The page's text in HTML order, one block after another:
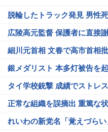
脱輪したトラック発見 男性
広陵高元監督 保護者に直接
細川元首相 文春で高市首相
銀メダリスト 本多灯被告を
タイ学校銃撃 成績でストレ
正常な組織を誤摘出 重篤な
れいわの新党名「覚えづらい